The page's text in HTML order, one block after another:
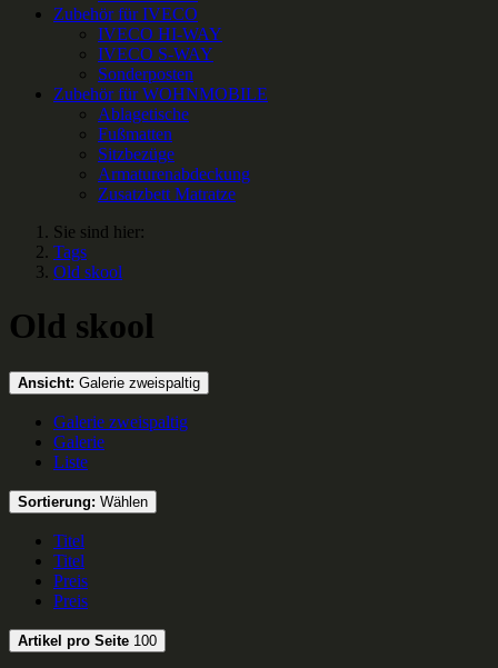
Zubehör für IVECO
IVECO HI-WAY
IVECO S-WAY
Sonderposten
Zubehör für WOHNMOBILE
Ablagetische
Fußmatten
Sitzbezüge
Armaturenabdeckung
Zusatzbett Matratze
Sie sind hier:
Tags
Old skool
Old skool
Ansicht: Galerie zweispaltig
Galerie zweispaltig
Galerie
Liste
Sortierung: Wählen
Titel
Titel
Preis
Preis
Artikel pro Seite 100